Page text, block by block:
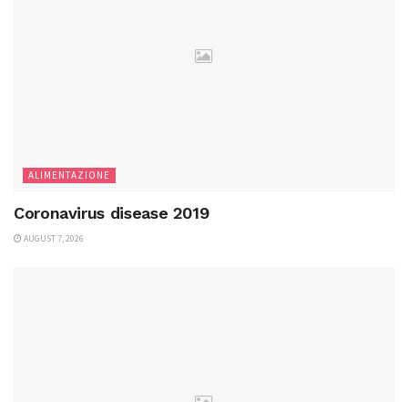
ALIMENTAZIONE
Coronavirus disease 2019
AUGUST 7, 2026